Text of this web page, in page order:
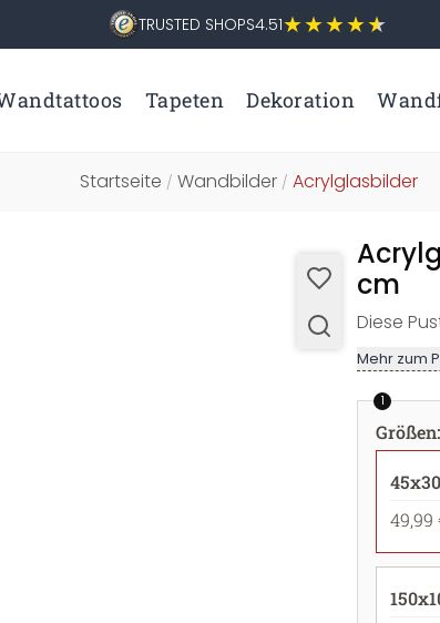
TRUSTED SHOPS4.51
Tapeten Dekoration
Startseite / Wandbilder/ Acrylglasbilder
cm
Diese
Mehr zum
1
Größen:
49,99